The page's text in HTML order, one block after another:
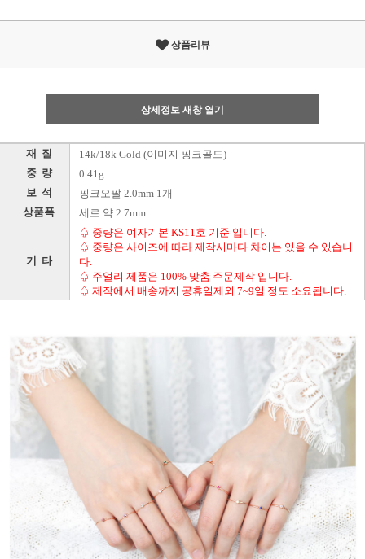
상품리뷰
상세정보 새창 열기
재 질 14k/18k Gold (이미지 핑크골드)
중 량 0.41g
보 석 핑크오팔 2.0mm 1개
상품폭 세로 약 2.7mm
기 타
♤ 중량은 여자기본 KS11호 기준 입니다.
♤ 중량은 사이즈에 따라 제작시마다 차이는 있을 수 있습니
다.
♤ 주얼리 제품은 100% 맞춤 주문제작 입니다.
♤ 제작에서 배송까지 공휴일제외 7~9일 정도 소요됩니다.